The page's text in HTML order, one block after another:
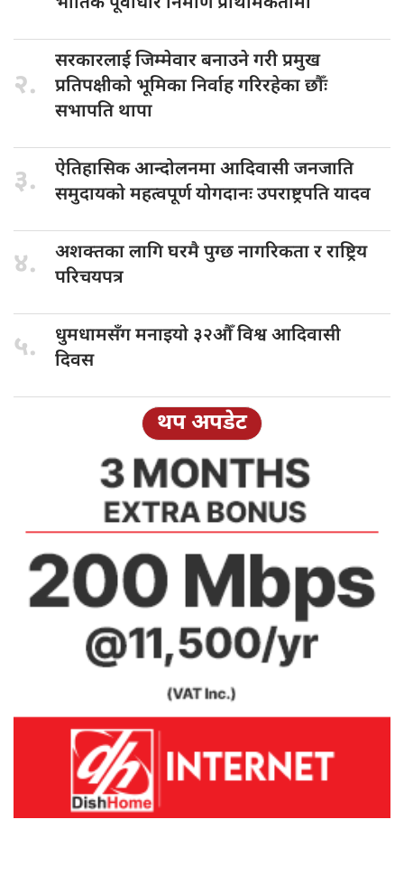
२.
सरकारलाई जिम्मेवारबनाउने गरी प्रमुख
प्रतिपक्षीको भूमिका निर्वाह गरिरहेका छौँः
सभापति थापा
३. ऐतिहासिक आन्दोलनमाआदिवासी जनजाति
समुदायको महत्वपूर्ण योगदानः उपराष्ट्रपति यादव
४. अशक्तका लागिघरमै पुग्छ नागरिकता र राष्ट्रिय
परिचयपत्र
५. धुमधामसँग मनाइयो ३२औँ विश्व आदिवासी
दिवस
थप अपडेट